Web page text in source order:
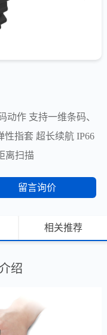
动作 支持一维条码、
性指套 超长续航 IP66
离扫描
留言询价
相关推荐
绍